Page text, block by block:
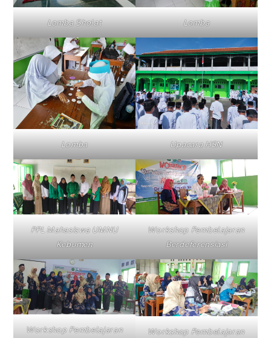
Lomba Sholat Lomba
Lomba Upacara HSN
PPL Mahasiswa UMNU
Kebumen
Workshop Pembelajaran
Berdeferensiasi
Workshop Pembelajaran
Workshop Pembelajaran